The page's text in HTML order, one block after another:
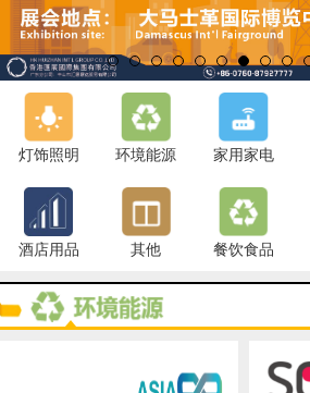
灯饰照明 环境能源 家用家电
酒店用品 其他 餐饮食品